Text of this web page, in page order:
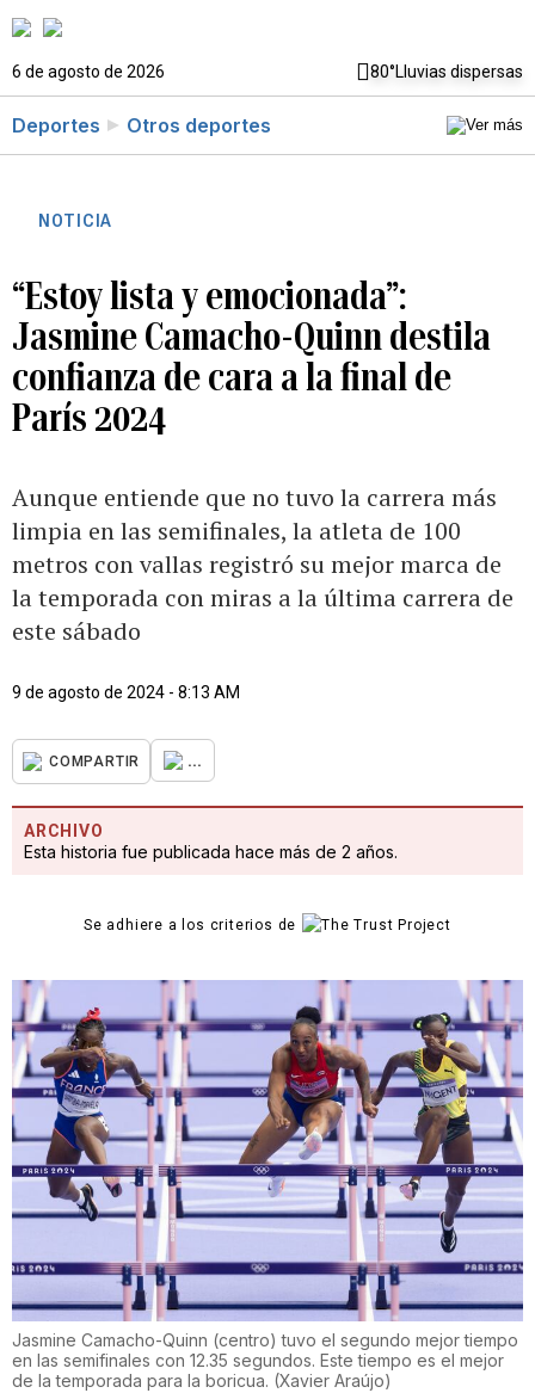
6 de agosto de 2026 80°Lluvias dispersas
Deportes Otros deportes
NOTICIA
“Estoy lista y emocionada”:
Jasmine Camacho-Quinn destila
confianza de cara a la final de
París 2024
Aunque entiende que no tuvo la carrera más
limpia en las semifinales, la atleta de 100
metros con vallas registró su mejor marca de
la temporada con miras a la última carrera de
este sábado
9 de agosto de 2024 - 8:13 AM
COMPARTIR ...
ARCHIVO
Esta historia fue publicada hace más de 2 años.
Se adhiere a los criterios de
Jasmine Camacho-Quinn (centro) tuvo el segundo mejor tiempo
en las semifinales con 12.35 segundos. Este tiempo es el mejor
de la temporada para la boricua. (Xavier Araújo)